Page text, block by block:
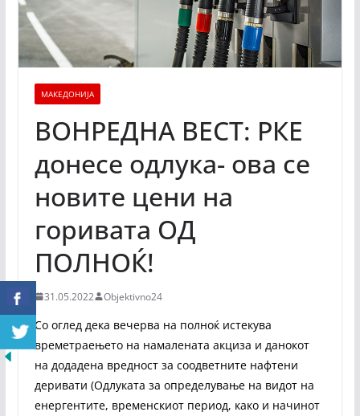
МАКЕДОНИЈА
ВОНРЕДНА ВЕСТ: РКЕ
донесе одлука- ова се
новите цени на
горивата ОД
ПОЛНОЌ!
31.05.2022 Objektivno24
Со оглед дека вечерва на полноќ истекува
времетраењето на намалената акциза и данокот
на додадена вредност за соодветните нафтени
деривати (Одлуката за определување на видот на
енергентите, временскиот период, како и начинот